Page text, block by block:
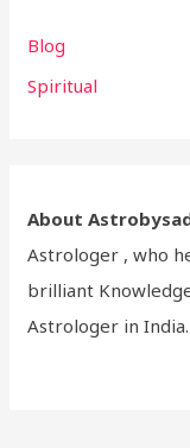
Blog
Spiritual
About
Astrologer , who
brilliant
Astrologer in India.